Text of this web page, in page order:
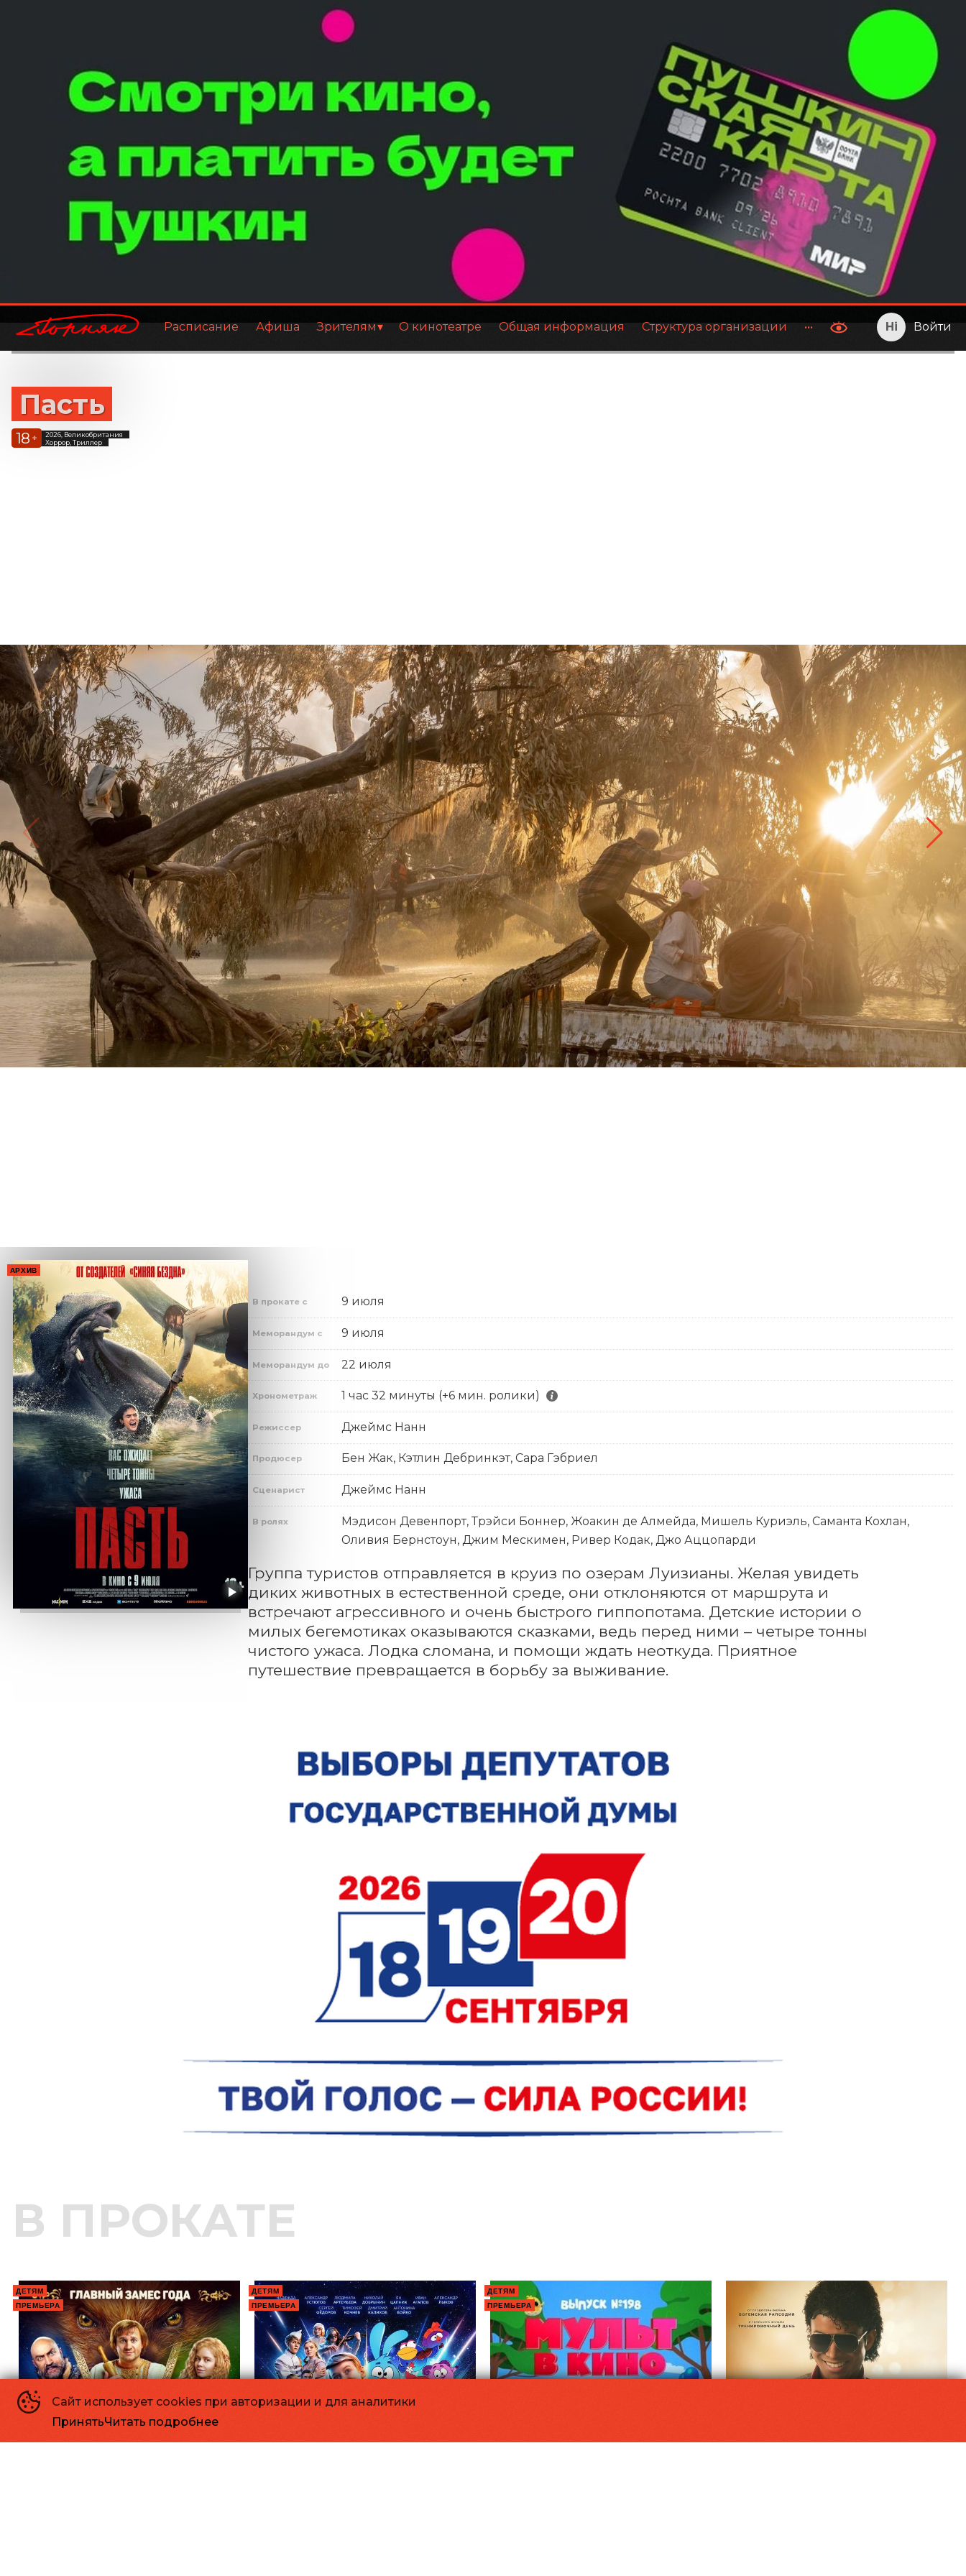
Расписание Афиша Зрителям О кинотеатре Общая информация Структура организации ••• Войти
Пасть
18 +
2026, Великобритания
Хоррор, Триллер
АРХИВ
В прокате с 9 июля
Меморандум с 9 июля
Меморандум до 22 июля
Хронометраж 1 час 32 минуты (+6 мин. ролики)
Режиссер Джеймс Нанн
Продюсер Бен Жак, Кэтлин Дебринкэт, Сара Гэбриел
Сценарист Джеймс Нанн
В ролях
Мэдисон Девенпорт, Трэйси Боннер, Жоакин де Алмейда, Мишель Куриэль, Саманта Кохлан,
Оливия Бернстоун, Джим Мескимен, Ривер Кодак, Джо Аццопарди
Группа туристов отправляется в круиз по озерам Луизианы. Желая увидеть
диких животных в естественной среде, они отклоняются от маршрута и
встречают агрессивного и очень быстрого гиппопотама. Детские истории о
милых бегемотиках оказываются сказками, ведь перед ними – четыре тонны
чистого ужаса. Лодка сломана, и помощи ждать неоткуда. Приятное
путешествие превращается в борьбу за выживание.
В ПРОКАТЕ
ДЕТЯМ
ПРЕМЬЕРА
ДЕТЯМ
ПРЕМЬЕРА
ДЕТЯМ
ПРЕМЬЕРА
Сайт использует cookies при авторизации и для аналитики
ПринятьЧитать подробнее